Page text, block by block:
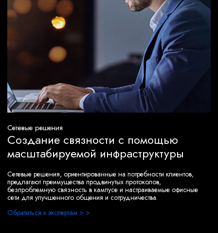
Сетевые решения
Создание связности с помощью
масштабируемой инфраструктуры
Сетевые решения, ориентированные на потребности клиентов,
предлагают преимущества продвинутых протоколов,
безпроблемную связность в кампусе и настраиваемые офисные
сети для улучшенного общения и сотрудничества.
Обратиться к экспертам > >